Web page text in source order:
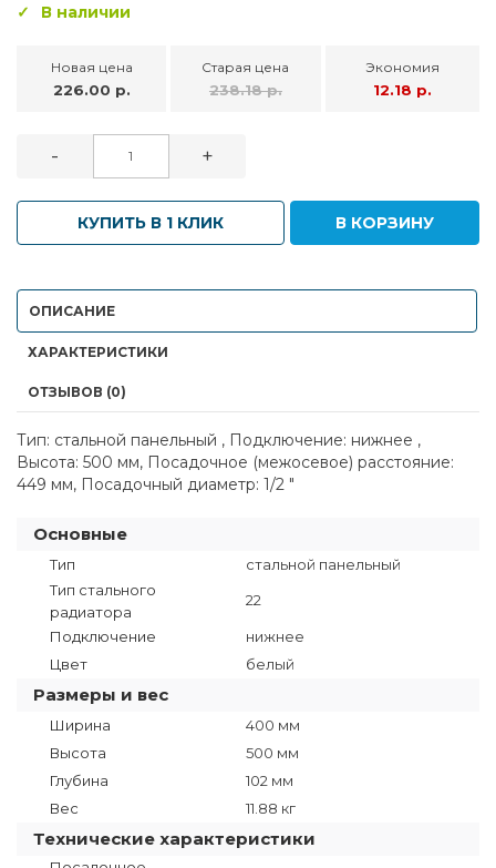
В наличии
Новая цена
226.00 р.
Старая цена
238.18 р.
Экономия
12.18 р.
- +
КУПИТЬ В 1 КЛИК В КОРЗИНУ
ОПИСАНИЕ
ХАРАКТЕРИСТИКИ
ОТЗЫВОВ (0)
Тип: стальной панельный , Подключение: нижнее ,
Высота: 500 мм, Посадочное (межосевое) расстояние:
449 мм, Посадочный диаметр: 1/2 "
Основные
Тип
стальной панельный
Тип стального
радиатора
22
Подключение
нижнее
Цвет
белый
Размеры и вес
Ширина
400 мм
Высота
500 мм
Глубина
102 мм
Вес
11.88 кг
Технические характеристики